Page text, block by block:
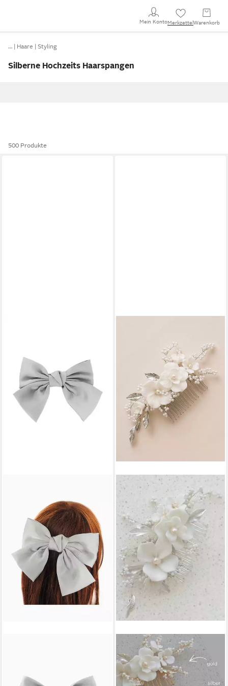
Mein KontoMerkzettel Warenkorb
… Haare Styling
Silberne Hochzeits Haarspangen
500 Produkte
Schleife aus Satin, femininer
ANNIS WIESBADEN EST. 2021
Haarnadel Perlenblüten-
Brauthaarkamm "Amélie"
ivory